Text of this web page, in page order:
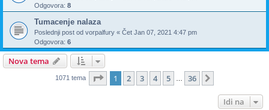
Odgovora: 8
Tumacenje nalaza
Poslednji post od vorpalfury « Čet Jan 07, 2021 4:47 pm
Odgovora: 6
Nova tema
1071 tema Stranica 1od36
1 2 3 4 5 36
Idi na